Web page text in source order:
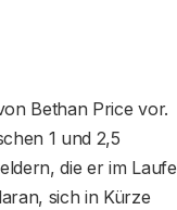
Bethan Price vor.
1 und 2,5
die er im Laufe
sich in Kürze